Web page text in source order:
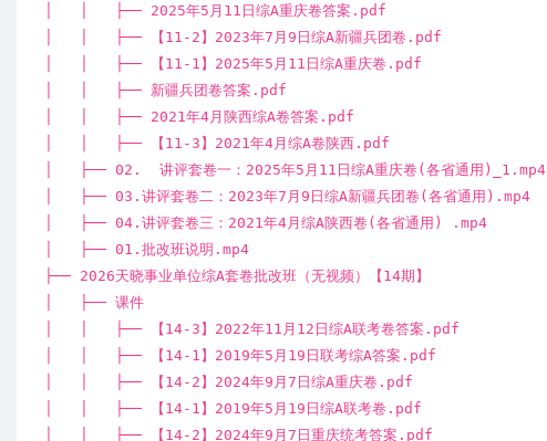
│ │ ├── 2025年5月11日综A重庆卷答案.pdf
│ │ ├── 【11-2】2023年7月9日综A新疆兵团卷.pdf
│ │ ├── 【11-1】2025年5月11日综A重庆卷.pdf
│ │ ├── 新疆兵团卷答案.pdf
│ │ ├── 2021年4月陕西综A卷答案.pdf
│ │ ├── 【11-3】2021年4月综A卷陕西.pdf
│ ├── 02. 讲评套卷一：2025年5月11日综A重庆卷(各省通用)_1.mp4
│ ├── 03.讲评套卷二：2023年7月9日综A新疆兵团卷(各省通用).mp4
│ ├── 04.讲评套卷三：2021年4月综A陕西卷(各省通用) .mp4
│ ├── 01.批改班说明.mp4
├── 2026天晓事业单位综A套卷批改班（无视频）【14期】
│ ├── 课件
│ │ ├── 【14-3】2022年11月12日综A联考卷答案.pdf
│ │ ├── 【14-1】2019年5月19日联考综A答案.pdf
│ │ ├── 【14-2】2024年9月7日综A重庆卷.pdf
│ │ ├── 【14-1】2019年5月19日综A联考卷.pdf
│ │ ├── 【14-2】2024年9月7日重庆统考答案.pdf